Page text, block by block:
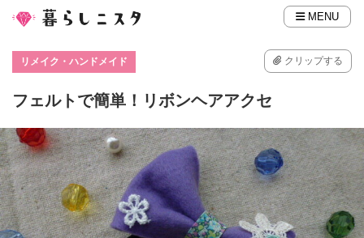
MENU
リメイク・ハンドメイド クリップする
フェルトで簡単！リボンヘアアクセ